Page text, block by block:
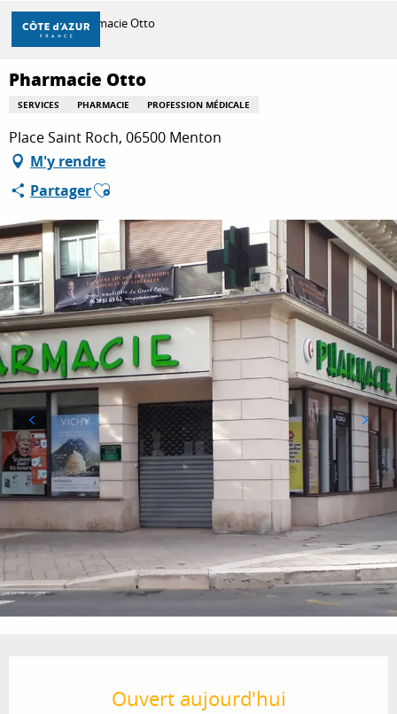
Aller
contenu
principal
DÉCOUVRIR
À FAIRE
SÉJOURNER
Accueil Pharmacie Otto
Pharmacie Otto
SERVICES PHARMACIE PROFESSION MÉDICALE
Place Saint Roch, 06500 Menton
M'y rendre
PartagerAjouter aux favoris
Ouvert aujourd'hui